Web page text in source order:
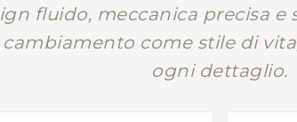
fluido, meccanica precisa
come stile di
ogni dettaglio.